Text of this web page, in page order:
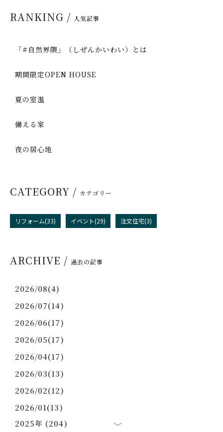
RANKING / 人気記事
「#自然界隈」（しぜんかいわい）とは
期間限定OPEN HOUSE
夏の室温
備える家
夜の居心地
CATEGORY / カテゴリー
リフォーム(33) イベント(29) 注文住宅(3)
ARCHIVE / 過去の記事
2026/08(4)
2026/07(14)
2026/06(17)
2026/05(17)
2026/04(17)
2026/03(13)
2026/02(12)
2026/01(13)
2025年 (204)